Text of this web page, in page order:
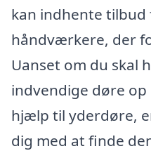
kan indhente tilbud
håndværkere, der
Uanset om du skal
indvendige døre
hjælp til yderdøre,
dig med at finde